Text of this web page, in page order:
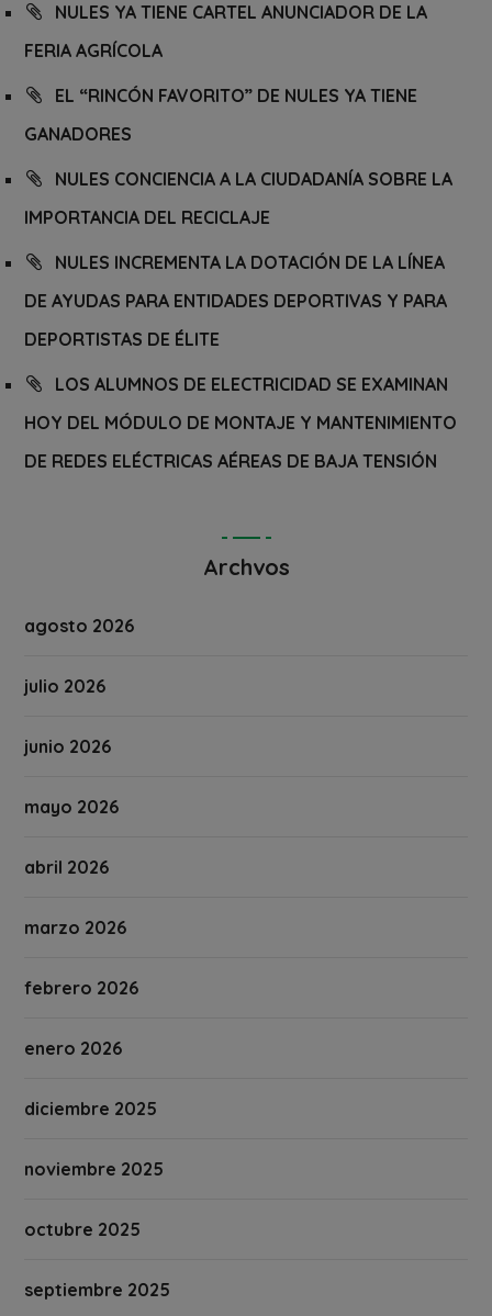
NULES YA TIENE CARTEL ANUNCIADOR DE LA
FERIA AGRÍCOLA
EL “RINCÓN FAVORITO” DE NULES YA TIENE
GANADORES
NULES CONCIENCIA A LA CIUDADANÍA SOBRE LA
IMPORTANCIA DEL RECICLAJE
NULES INCREMENTA LA DOTACIÓN DE LA LÍNEA
DE AYUDAS PARA ENTIDADES DEPORTIVAS Y PARA
DEPORTISTAS DE ÉLITE
LOS ALUMNOS DE ELECTRICIDAD SE EXAMINAN
HOY DEL MÓDULO DE MONTAJE Y MANTENIMIENTO
DE REDES ELÉCTRICAS AÉREAS DE BAJA TENSIÓN
Archvos
agosto 2026
julio 2026
junio 2026
mayo 2026
abril 2026
marzo 2026
febrero 2026
enero 2026
diciembre 2025
noviembre 2025
octubre 2025
septiembre 2025